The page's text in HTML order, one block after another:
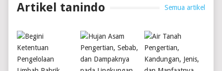
Artikel tanindo Semua artikel